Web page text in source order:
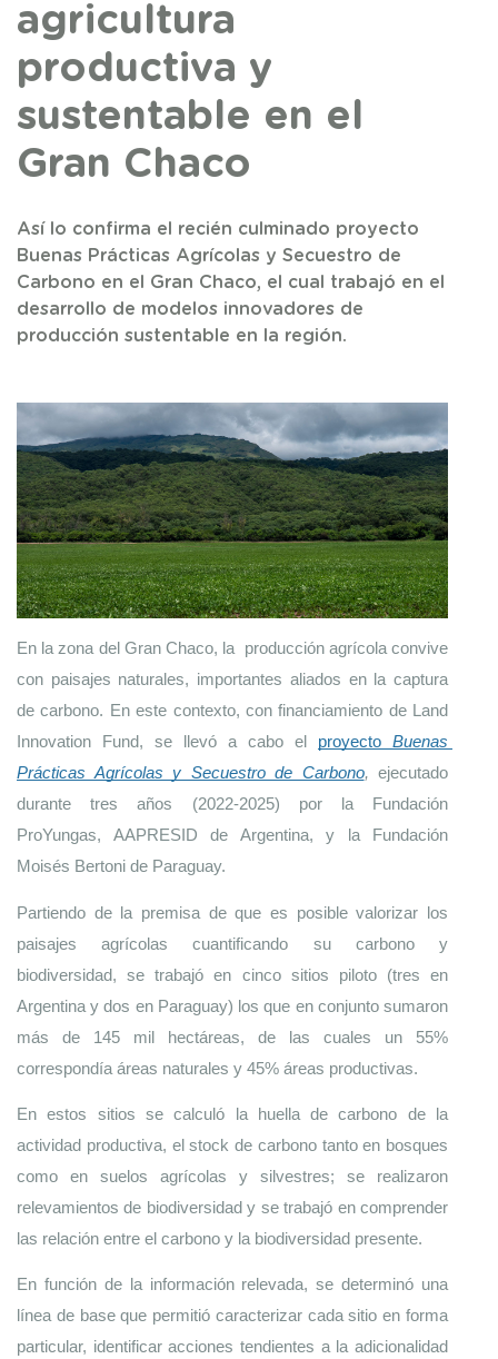
agricultura
productiva y
sustentable en el
Gran Chaco
Así lo confirma el recién culminado proyecto
Buenas Prácticas Agrícolas y Secuestro de
Carbono en el Gran Chaco, el cual trabajó en el
desarrollo de modelos innovadores de
producción sustentable en la región.
En la zona del Gran Chaco, la  producción agrícola convive
con paisajes naturales, importantes aliados en la captura
de carbono. En este contexto, con financiamiento de Land
Innovation Fund, se llevó a cabo el proyecto Buenas
Prácticas Agrícolas y Secuestro de Carbono, ejecutado
durante tres años (2022-2025) por la Fundación
ProYungas, AAPRESID de Argentina, y la Fundación
Moisés Bertoni de Paraguay.
Partiendo de la premisa de que es posible valorizar los
paisajes agrícolas cuantificando su carbono y
biodiversidad, se trabajó en cinco sitios piloto (tres en
Argentina y dos en Paraguay) los que en conjunto sumaron
más de 145 mil hectáreas, de las cuales un 55%
correspondía áreas naturales y 45% áreas productivas.
En estos sitios se calculó la huella de carbono de la
actividad productiva, el stock de carbono tanto en bosques
como en suelos agrícolas y silvestres; se realizaron
relevamientos de biodiversidad y se trabajó en comprender
las relación entre el carbono y la biodiversidad presente.
En función de la información relevada, se determinó una
línea de base que permitió caracterizar cada sitio en forma
particular, identificar acciones tendientes a la adicionalidad